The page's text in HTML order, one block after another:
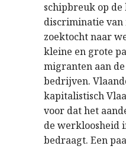
schipbreuk op de
discriminatie
zoektocht naar
kleine en grote
migranten aan
bedrijven.
kapitalistisch
voor dat het
de werkloosheid
bedraagt. Een